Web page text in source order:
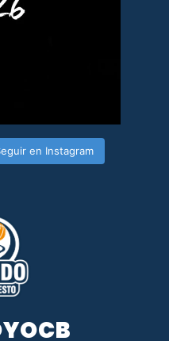
en Instagram